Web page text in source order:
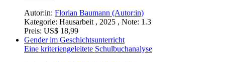
Autor:in: Florian Baumann (Autor:in)
Kategorie: Hausarbeit , 2025 , Note: 1.3
Preis: US$ 18,99
Gender im Geschichtsunterricht
Eine kriteriengeleitete Schulbuchanalyse